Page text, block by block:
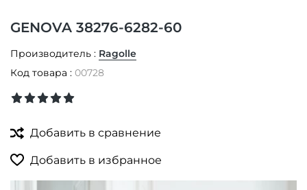
GENOVA 38276-6282-60
Производитель : Ragolle
Код товара : 00728
Добавить в сравнение
Добавить в избранное